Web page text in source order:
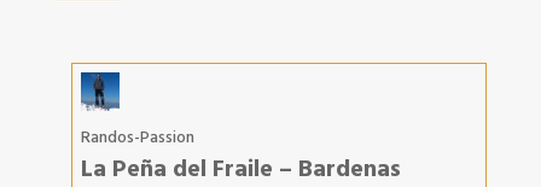
Randos-Passion
La Peña del Fraile – Bardenas